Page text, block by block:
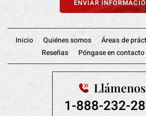
Inicio Quiénes somos Áreas de
Reseñas
Póngase en
Llámenos
1-888-232-